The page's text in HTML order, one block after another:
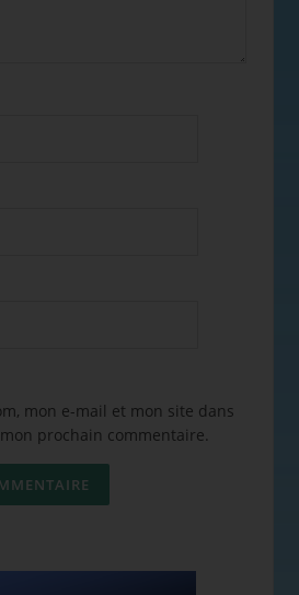
mon e-mail et mon site dans
prochain commentaire.